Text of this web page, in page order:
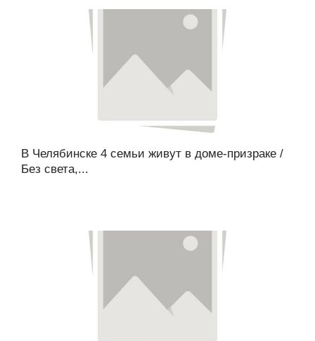
В Челябинске 4 семьи живут в доме-призраке /
Без света,...